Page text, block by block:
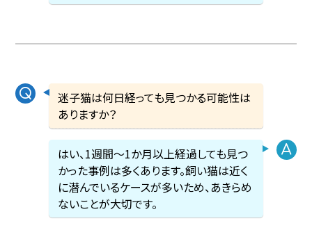
迷子猫は何日経っても見つかる可能性は
ありますか？
はい、1週間〜1か月以上経過しても見つ
かった事例は多くあります。飼い猫は近く
に潜んでいるケースが多いため、あきらめ
ないことが大切です。